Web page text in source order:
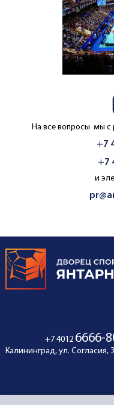
На все вопросы мы с
+7
+7
и
+7 4012 6666-
Калининград, ул. Согласия,